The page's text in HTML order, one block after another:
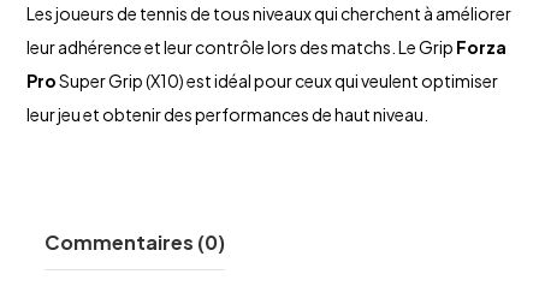
Les joueurs de tennis de tous niveaux qui cherchent à améliorer
leur adhérence et leur contrôle lors des matchs. Le Grip Forza
ProSuper Grip (X10) est idéal pour ceux qui veulent optimiser
leur jeu et obtenir des performances de haut niveau.
Commentaires (0)